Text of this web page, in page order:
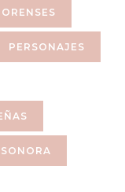
PERSONAJES